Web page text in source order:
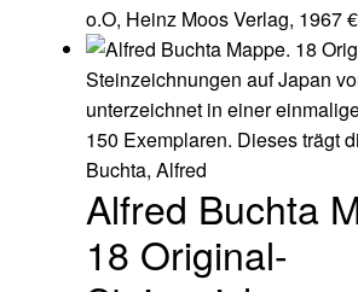
o.O, Heinz Moos Verlag, 1967€
Buchta, Alfred
Alfred Buchta
18 Original-